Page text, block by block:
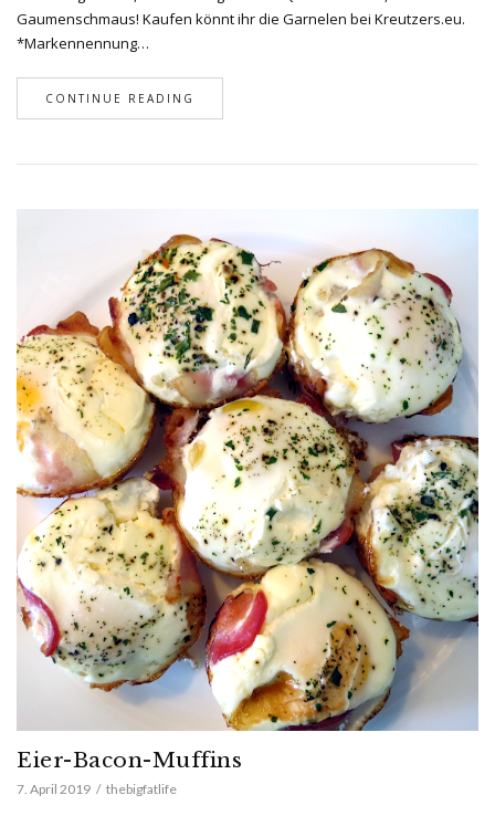
Gaumenschmaus! Kaufen könnt ihr die Garnelen bei Kreutzers.eu.
*Markennennung…
CONTINUE READING
Eier-Bacon-Muffins
7. April 2019 thebigfatlife